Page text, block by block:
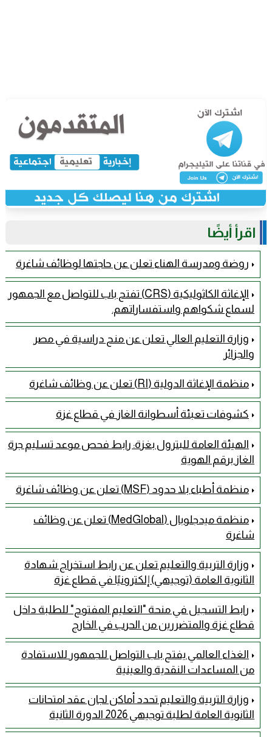
اقرأ أيضًا
روضة ومدرسة الهناء تعلن عن حاجتها لوظائف شاغرة
الإغاثة الكاثوليكية (CRS) تفتح باب للتواصل مع الجمهور
لسماع شكواهم واستفساراتهم.
وزارة التعليم العالي تعلن عن منح دراسية في مصر
والجزائر
منظمة الإغاثة الدولية (RI) تعلن عن وظائف شاغرة
كشوفات تعبئة أسطوانة الغاز في قطاع غزة
الهيئة العامة للبترول بغزة: رابط فحص موعد تسليم جرة
الغاز برقم الهوية
منظمة أطباء بلا حدود (MSF) تعلن عن وظائف شاغرة
منظمة ميدجلوبال (MedGlobal) تعلن عن وظائف
شاغرة
وزارة التربية والتعليم تعلن عن رابط استخراج شهادة
الثانوية العامة (توجيهي) إلكترونيًا في قطاع غزة
رابط التسجيل في منحة "التعليم المفتوح" للطلبة داخل
قطاع غزة والمتضررين من الحرب في الخارج
الغذاء العالمي يفتح باب التواصل للجمهور للاستفادة
من المساعدات النقدية والعينية
وزارة التربية والتعليم تحدد أماكن لجان عقد امتحانات
الثانوية العامة لطلبة توجيهي 2026 الدورة الثانية